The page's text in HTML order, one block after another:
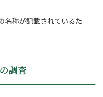
名称が記載されているた
調査